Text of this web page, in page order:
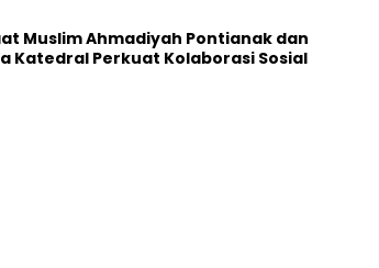
Muslim Ahmadiyah Pontianak dan
Katedral Perkuat Kolaborasi Sosial